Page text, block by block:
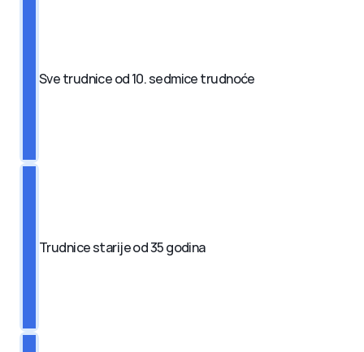
Sve trudnice od 10. sedmice trudnoće
Trudnice starije od 35 godina